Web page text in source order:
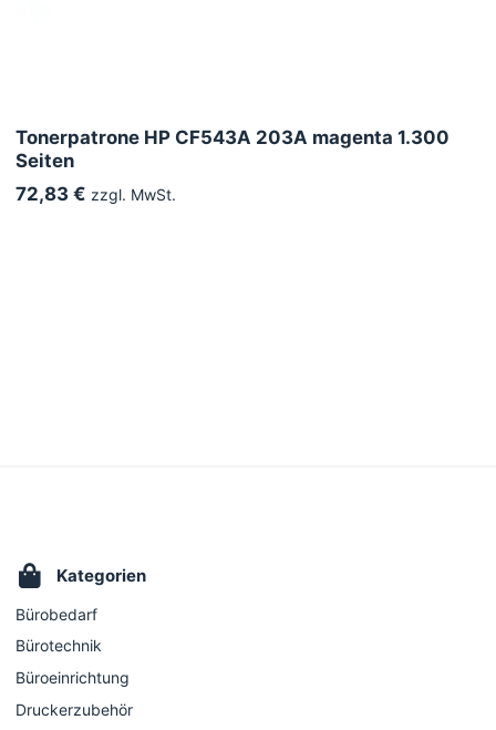
Tonerpatrone HP CF543A 203A magenta 1.300
Seiten
72,83 € zzgl. MwSt.
Kategorien
Bürobedarf
Bürotechnik
Büroeinrichtung
Druckerzubehör